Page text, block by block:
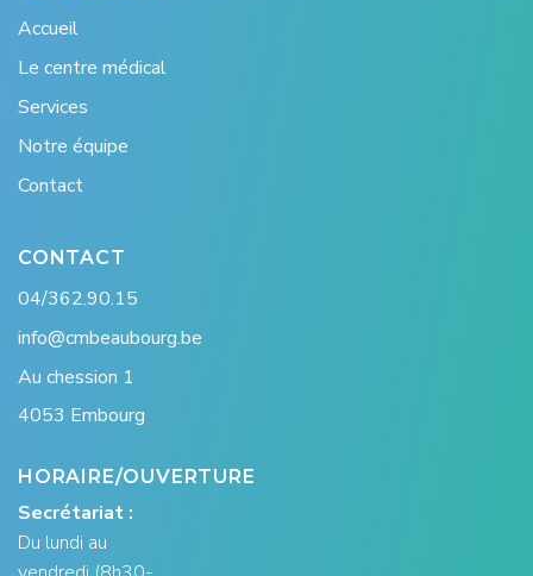
Accueil
Le centre médical
Services
Notre équipe
Contact
CONTACT
04/362.90.15
info@cmbeaubourg.be
Au chession 1
4053 Embourg
HORAIRE/OUVERTURE
Secrétariat :
Du lundi au